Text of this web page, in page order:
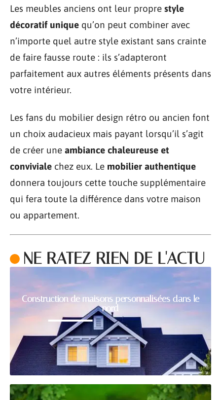
Les meubles anciens ont leur propre style
décoratif unique qu’on peut combiner avec
n’importe quel autre style existant sans crainte
de faire fausse route : ils s’adapteront
parfaitement aux autres éléments présents dans
votre intérieur.
Les fans du mobilier design rétro ou ancien font
un choix audacieux mais payant lorsqu’il s’agit
de créer une ambiance chaleureuse et
conviviale chez eux. Le mobilier authentique
donnera toujours cette touche supplémentaire
qui fera toute la différence dans votre maison
ou appartement.
NE RATEZ RIEN DE L'ACTU
Construction de maisons personnalisées dans le
nord